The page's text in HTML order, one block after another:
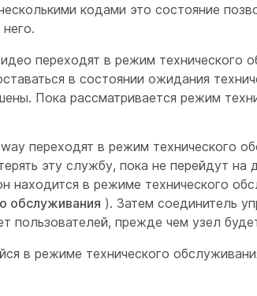
кодами это состояние
переходят в режим технического
в состоянии ожидания
Пока рассматривается режим
переходят в режим технического
эту службу, пока не перейдут
находится в режиме технического
обслуживания ). Затем соединитель
пользователей, прежде чем узел
в режиме технического